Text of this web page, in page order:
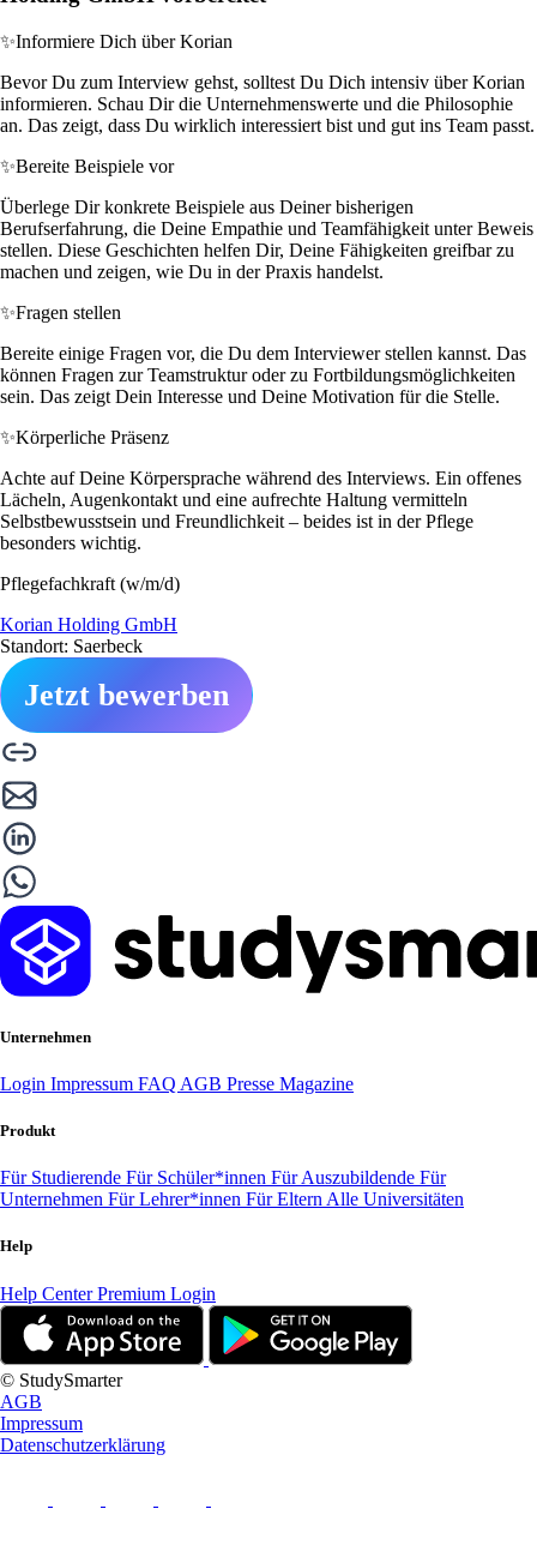
✨Informiere Dich über Korian
Bevor Du zum Interview gehst, solltest Du Dich intensiv über Korian
informieren. Schau Dir die Unternehmenswerte und die Philosophie
an. Das zeigt, dass Du wirklich interessiert bist und gut ins Team passt.
✨Bereite Beispiele vor
Überlege Dir konkrete Beispiele aus Deiner bisherigen
Berufserfahrung, die Deine Empathie und Teamfähigkeit unter Beweis
stellen. Diese Geschichten helfen Dir, Deine Fähigkeiten greifbar zu
machen und zeigen, wie Du in der Praxis handelst.
✨Fragen stellen
Bereite einige Fragen vor, die Du dem Interviewer stellen kannst. Das
können Fragen zur Teamstruktur oder zu Fortbildungsmöglichkeiten
sein. Das zeigt Dein Interesse und Deine Motivation für die Stelle.
✨Körperliche Präsenz
Achte auf Deine Körpersprache während des Interviews. Ein offenes
Lächeln, Augenkontakt und eine aufrechte Haltung vermitteln
Selbstbewusstsein und Freundlichkeit – beides ist in der Pflege
besonders wichtig.
Pflegefachkraft (w/m/d)
Korian Holding GmbH
Standort: Saerbeck
Jetzt bewerben
Unternehmen
Login Impressum FAQ AGB Presse Magazine
Produkt
Für Studierende Für Schüler*innen Für Auszubildende Für
Unternehmen Für Lehrer*innen Für Eltern Alle Universitäten
Help
Help CenterPremium Login
© StudySmarter
AGB
Impressum
Datenschutzerklärung